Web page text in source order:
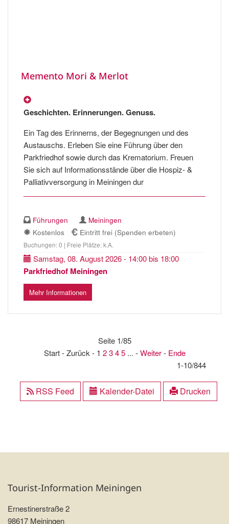
Memento Mori & Merlot
Geschichten. Erinnerungen. Genuss.
Ein Tag des Erinnerns, der Begegnungen und des
Austauschs. Erleben Sie eine Führung über den
Parkfriedhof sowie durch das Krematorium. Freuen
Sie sich auf Informationsstände über die Hospiz- &
Palliativversorgung in Meiningen dur
Führungen
Meiningen
Kostenlos
Eintritt frei (Spenden erbeten)
Buchungen: 0 | Freie Plätze: k.A.
Samstag, 08. August 2026 - 14:00 bis 18:00
Parkfriedhof Meiningen
Mehr Informationen
Seite 1/85
Start - Zurück - 1 2 3 4 5... -Weiter- Ende
1-10/844
RSS Feed Kalender-Datei Drucken
Tourist-Information Meiningen
Ernestinerstraße 2
98617 Meiningen